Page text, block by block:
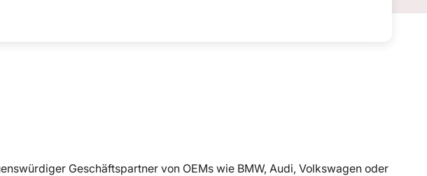
Geschäftspartner von OEMs wie BMW, Audi, Volkswagen oder